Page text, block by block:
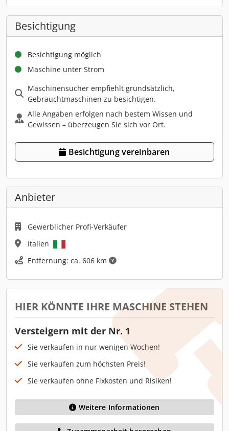
Besichtigung
Besichtigung möglich
Maschine unter Strom
Maschinensucher empfiehlt grundsätzlich,
Gebrauchtmaschinen zu besichtigen.
Alle Angaben erfolgen nach bestem Wissen und
Gewissen – überzeugen Sie sich vor Ort.
Besichtigung vereinbaren
Anbieter
Gewerblicher Profi-Verkäufer
Italien
Entfernung: ca. 606 km
HIER KÖNNTE IHRE MASCHINE STEHEN
Versteigern mit der Nr. 1
Sie verkaufen in nur wenigen Wochen!
Sie verkaufen zum höchsten Preis!
Sie verkaufen ohne Fixkosten und Risiken!
Weitere Informationen